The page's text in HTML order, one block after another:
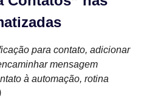
para contato, adicionar
mensagem
à automação, rotina